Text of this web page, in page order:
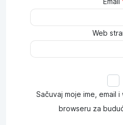
Web
Sačuvaj moje ime, email
browseru za